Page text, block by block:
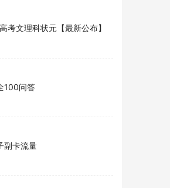
考文理科状元【最新公布】
100问答
副卡流量